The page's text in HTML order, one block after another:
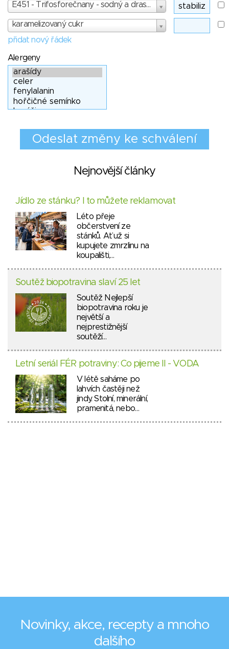
E451 - Trifosforečnany - sodný a draselný - skóre: 3
karamelizovaný cukr
přidat nový řádek
Alergeny
Nejnovější články
Jídlo ze stánku? I to můžete reklamovat
Léto přeje
občerstvení ze
stánků. Ať už si
kupujete zmrzlinu na
koupališti,…
Soutěž biopotravina slaví 25 let
Soutěž Nejlepší
biopotravina roku je
největší a
nejprestižnější
soutěží…
Letní seriál FÉR potraviny: Co pijeme II - VODA
V létě saháme po
lahvích častěji než
jindy. Stolní, minerální,
pramenitá, nebo…
Novinky, akce, recepty a mnoho
dalšího